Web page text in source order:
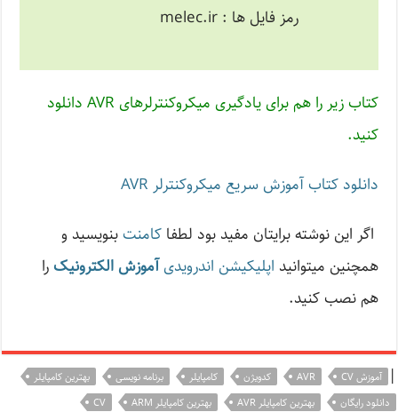
رمز فایل ها : melec.ir
کتاب زیر را هم برای یادگیری میکروکنترلرهای AVR دانلود
کنید.
دانلود کتاب آموزش سریع میکروکنترلر AVR
اگر این نوشته‌ برایتان مفید بود لطفاکامنت بنویسید و
همچنین میتوانید اپلیکیشن اندرویدیآموزش الکترونیک را
هم نصب کنید.
| آموزش CV AVR کدویژن کامپایلر برنامه نویسی
بهترین کامپایلر
دانلود رایگان
بهترین کامپایلر AVR بهترین کامپایلر ARM CV